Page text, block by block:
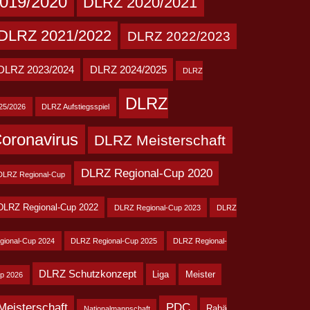
2021/2022
DLRZ 2022/2023
2023/2024 DLRZ 2024/2025 DLRZ
2026 DLRZ Aufstiegsspiel
DLRZ
DLRZ Meisterschaft
Regional-Cup DLRZ Regional-Cup 2020
Regional-Cup 2022 DLRZ Regional-Cup 2023 DLRZ
Cup 2024 DLRZ Regional-Cup 2025 DLRZ Regional-
2026 DLRZ Schutzkonzept Liga Meister